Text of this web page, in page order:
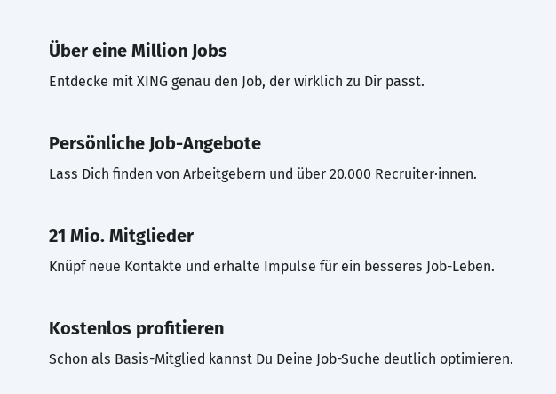
Über eine Million Jobs
Entdecke mit XING genau den Job, der wirklich zu Dir passt.
Persönliche Job-Angebote
Lass Dich finden von Arbeitgebern und über 20.000 Recruiter·innen.
21 Mio. Mitglieder
Knüpf neue Kontakte und erhalte Impulse für ein besseres Job-Leben.
Kostenlos profitieren
Schon als Basis-Mitglied kannst Du Deine Job-Suche deutlich optimieren.